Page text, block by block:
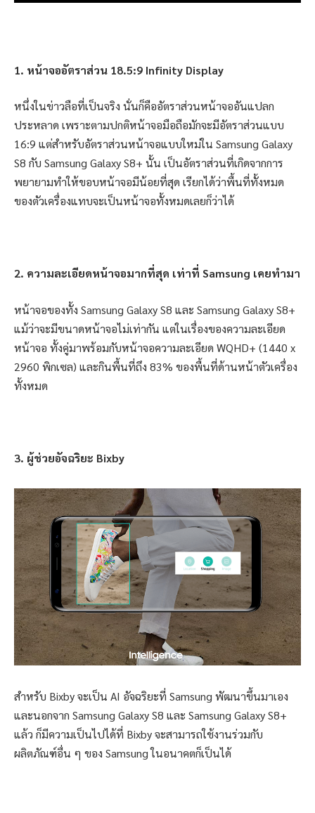
1. หน้าจออัตราส่วน 18.5:9 Infinity Display
หนึ่งในข่าวลือที่เป็นจริง นั่นก็คืออัตราส่วนหน้าจออันแปลก
ประหลาด เพราะตามปกติหน้าจอมือถือมักจะมีอัตราส่วนแบบ
16:9 แต่สำหรับอัตราส่วนหน้าจอแบบใหม่ใน Samsung Galaxy
S8 กับ Samsung Galaxy S8+ นั้น เป็นอัตราส่วนที่เกิดจากการ
พยายามทำให้ขอบหน้าจอมีน้อยที่สุด เรียกได้ว่าพื้นที่ทั้งหมด
ของตัวเครื่องแทบจะเป็นหน้าจอทั้งหมดเลยก็ว่าได้
2. ความละเอียดหน้าจอมากที่สุด เท่าที่ Samsung เคยทำมา
หน้าจอของทั้ง Samsung Galaxy S8 และ Samsung Galaxy S8+
แม้ว่าจะมีขนาดหน้าจอไม่เท่ากัน แต่ในเรื่องของความละเอียด
หน้าจอ ทั้งคู่มาพร้อมกับหน้าจอความละเอียด WQHD+ (1440 x
2960 พิกเซล) และกินพื้นที่ถึง 83% ของพื้นที่ด้านหน้าตัวเครื่อง
ทั้งหมด
3. ผู้ช่วยอัจฉริยะ Bixby
สำหรับ Bixby จะเป็น AI อัจฉริยะที่ Samsung พัฒนาขึ้นมาเอง
และนอกจาก Samsung Galaxy S8 และ Samsung Galaxy S8+
แล้ว ก็มีความเป็นไปได้ที่ Bixby จะสามารถใช้งานร่วมกับ
ผลิตภัณฑ์อื่น ๆ ของ Samsung ในอนาคตก็เป็นได้